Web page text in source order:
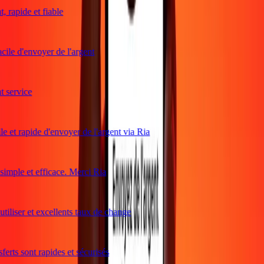
et fiable
d'envoyer de l'argent
et rapide d'envoyer de l'argent via Ria
et efficace. Merci Ria
et excellents taux de change
sont rapides et sécurisés